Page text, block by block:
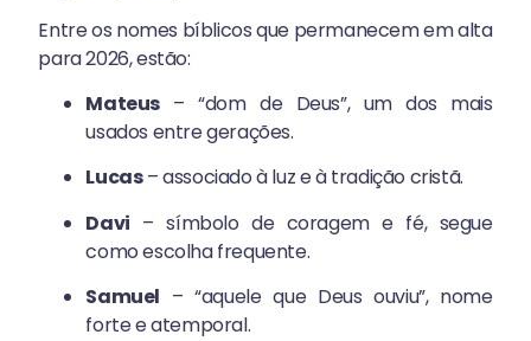
Entre os nomes bíblicos que permanecem em alta
para 2026, estão:
Mateus – “dom de Deus”, um dos mais
usados entre gerações.
Lucas– associado à luz e à tradição cristã.
Davi – símbolo de coragem e fé, segue
como escolha frequente.
Samuel – “aquele que Deus ouviu”, nome
forte e atemporal.